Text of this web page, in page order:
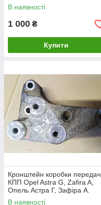
В наявності
1 000 ₴
Купити
Кронштейн коробки передач,
КПП Opel Astra G, Zafira A,
Опель Астра Г, Зафіра А.
90575142.
В наявності